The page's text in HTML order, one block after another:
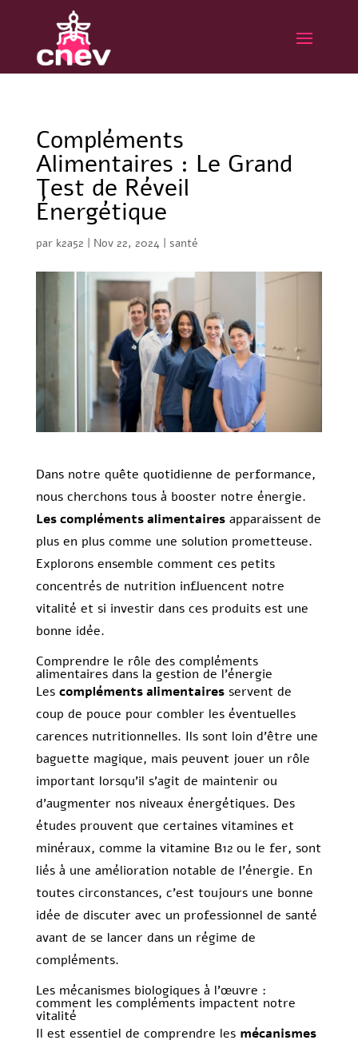
Compléments
Alimentaires : Le Grand
Test de Réveil
Énergétique
par k2a52 | Nov 22, 2024| santé
Dans notre quête quotidienne de performance,
nous cherchons tous à booster notre énergie.
Les compléments alimentairesapparaissent de
plus en plus comme une solution prometteuse.
Explorons ensemble comment ces petits
concentrés de nutrition influencent notre
vitalité et si investir dans ces produits est une
bonne idée.
Comprendre le rôle des compléments
alimentaires dans la gestion de l’énergie
Les compléments alimentairesservent de
coup de pouce pour combler les éventuelles
carences nutritionnelles. Ils sont loin d’être une
baguette magique, mais peuvent jouer un rôle
important lorsqu’il s’agit de maintenir ou
d’augmenter nos niveaux énergétiques. Des
études prouvent que certaines vitamines et
minéraux, comme la vitamine B12 ou le fer, sont
liés à une amélioration notable de l’énergie. En
toutes circonstances, c’est toujours une bonne
idée de discuter avec un professionnel de santé
avant de se lancer dans un régime de
compléments.
Les mécanismes biologiques à l’œuvre :
comment les compléments impactent notre
vitalité
Il est essentiel de comprendre les mécanismes